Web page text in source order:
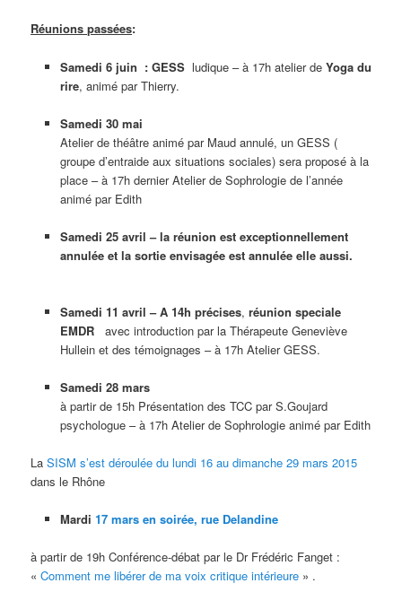
Réunions passées:
Samedi 6 juin : GESSludique – à 17h atelier de Yoga du
rire, animé par Thierry.
Samedi 30 mai
Atelier de théâtre animé par Maud annulé, un GESS (
groupe d’entraide aux situations sociales) sera proposé à la
place – à 17h dernier Atelier de Sophrologie de l’année
animé par Edith
Samedi 25 avril – la réunion est exceptionnellement
annulée et la sortieenvisagée est annulée elle aussi.
Samedi 11 avril –A 14h précises, réunion speciale
EMDRavec introduction par la Thérapeute Geneviève
Hullein et des témoignages – à 17h Atelier GESS.
Samedi 28 mars
à partir de 15h Présentation des TCC par S.Goujard
psychologue – à 17h Atelier de Sophrologie animé par Edith
LaSISM s’est déroulée du lundi 16 au dimanche 29 mars 2015
dans le Rhône
Mardi 17 mars en soirée, rue Delandine
à partir de 19h Conférence-débat par le Dr Frédéric Fanget :
«Comment me libérer de ma voix critique intérieure » .